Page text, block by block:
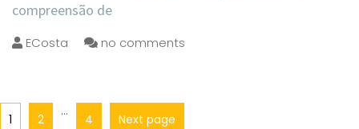
compreensão de
ECosta no comments
1 2
…
4 Next page